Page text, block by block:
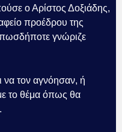
ο Αρίστος Δοξιάδης,
προέδρου της
γνώριζε
να τον αγνόησαν, ή
το θέμα όπως θα